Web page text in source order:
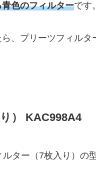
色のフィルターです。
、プリーツフィルタ
） KAC998A4
ター（7枚入り）の